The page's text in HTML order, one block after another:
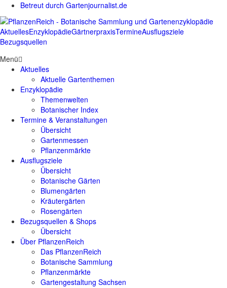
Betreut durch Gartenjournalist.de
AktuellesEnzyklopädieGärtnerpraxisTermineAusflugsziele
Bezugsquellen
Menü
Aktuelles
Aktuelle Gartenthemen
Enzyklopädie
Themenwelten
Botanischer Index
Termine & Veranstaltungen
Übersicht
Gartenmessen
Pflanzenmärkte
Ausflugsziele
Übersicht
Botanische Gärten
Blumengärten
Kräutergärten
Rosengärten
Bezugsquellen & Shops
Übersicht
Über PflanzenReich
Das PflanzenReich
Botanische Sammlung
Pflanzenmärkte
Gartengestaltung Sachsen